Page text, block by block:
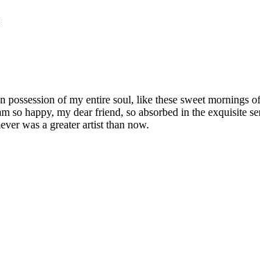
possession of my entire soul, like these sweet
so happy, my dear friend, so absorbed in the exquisite
was a greater artist than now.